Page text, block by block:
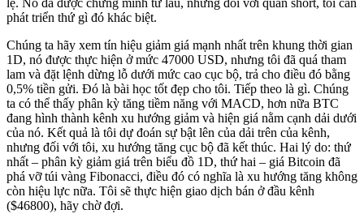
lệ. Nó đã được chứng minh từ lâu, nhưng đối với quần short, tôi cần
phát triển thứ gì đó khác biệt.
Chúng ta hãy xem tín hiệu giảm giá mạnh nhất trên khung thời gian
1D, nó được thực hiện ở mức 47000 USD, nhưng tôi đã quá tham
lam và đặt lệnh dừng lỗ dưới mức cao cục bộ, trả cho điều đó bằng
0,5% tiền gửi. Đó là bài học tốt đẹp cho tôi. Tiếp theo là gì. Chúng
ta có thể thấy phân kỳ tăng tiềm năng với MACD, hơn nữa BTC
đang hình thành kênh xu hướng giảm và hiện giá nằm cạnh dải dưới
của nó. Kết quả là tôi dự đoán sự bật lên của dải trên của kênh,
nhưng đối với tôi, xu hướng tăng cục bộ đã kết thúc. Hai lý do: thứ
nhất – phân kỳ giảm giá trên biểu đồ 1D, thứ hai – giá Bitcoin đã
phá vỡ túi vàng Fibonacci, điều đó có nghĩa là xu hướng tăng không
còn hiệu lực nữa. Tôi sẽ thực hiện giao dịch bán ở đầu kênh
($46800), hãy chờ đợi.